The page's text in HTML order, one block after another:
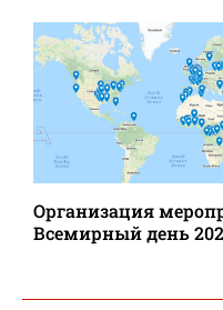
Организация
Всемирный день